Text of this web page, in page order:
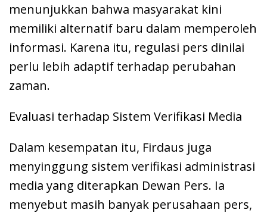
menunjukkan bahwa masyarakat kini
memiliki alternatif baru dalam memperoleh
informasi. Karena itu, regulasi pers dinilai
perlu lebih adaptif terhadap perubahan
zaman.
Evaluasi terhadap Sistem Verifikasi Media
Dalam kesempatan itu, Firdaus juga
menyinggung sistem verifikasi administrasi
media yang diterapkan Dewan Pers. Ia
menyebut masih banyak perusahaan pers,